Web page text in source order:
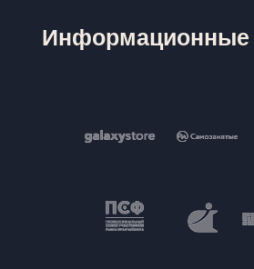
Информационные